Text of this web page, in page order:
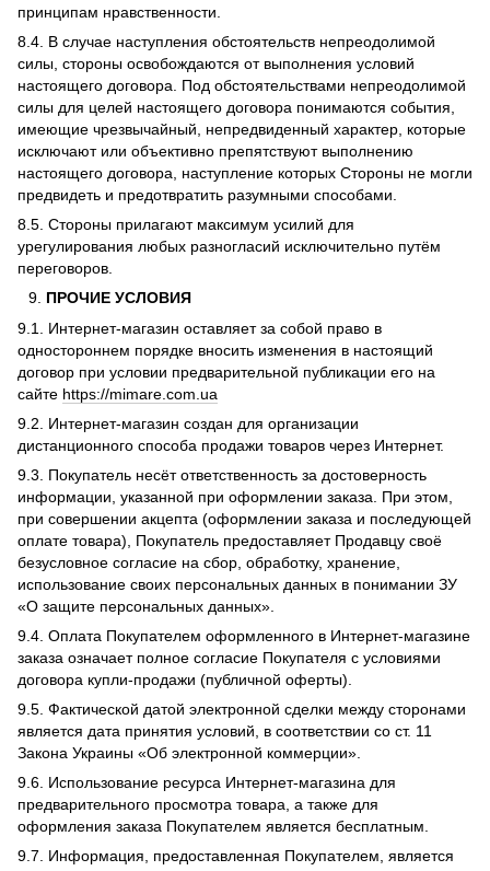
принципам нравственности.
8.4. В случае наступления обстоятельств непреодолимой
силы, стороны освобождаются от выполнения условий
настоящего договора. Под обстоятельствами непреодолимой
силы для целей настоящего договора понимаются события,
имеющие чрезвычайный, непредвиденный характер, которые
исключают или объективно препятствуют выполнению
настоящего договора, наступление которых Стороны не могли
предвидеть и предотвратить разумными способами.
8.5. Стороны прилагают максимум усилий для
урегулирования любых разногласий исключительно путём
переговоров.
ПРОЧИЕ УСЛОВИЯ
9.1. Интернет-магазин оставляет за собой право в
одностороннем порядке вносить изменения в настоящий
договор при условии предварительной публикации его на
сайте https://mimare.com.ua
9.2. Интернет-магазин создан для организации
дистанционного способа продажи товаров через Интернет.
9.3. Покупатель несёт ответственность за достоверность
информации, указанной при оформлении заказа. При этом,
при совершении акцепта (оформлении заказа и последующей
оплате товара), Покупатель предоставляет Продавцу своё
безусловное согласие на сбор, обработку, хранение,
использование своих персональных данных в понимании ЗУ
«О защите персональных данных».
9.4. Оплата Покупателем оформленного в Интернет-магазине
заказа означает полное согласие Покупателя с условиями
договора купли-продажи (публичной оферты).
9.5. Фактической датой электронной сделки между сторонами
является дата принятия условий, в соответствии со ст. 11
Закона Украины «Об электронной коммерции».
9.6. Использование ресурса Интернет-магазина для
предварительного просмотра товара, а также для
оформления заказа Покупателем является бесплатным.
9.7. Информация, предоставленная Покупателем, является